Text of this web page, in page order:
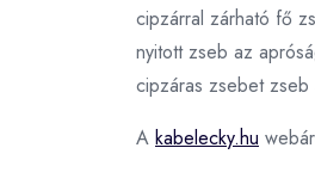
cipzárral zárható fő
nyitott zseb az
cipzáras zsebet zseb
A kabelecky.hu